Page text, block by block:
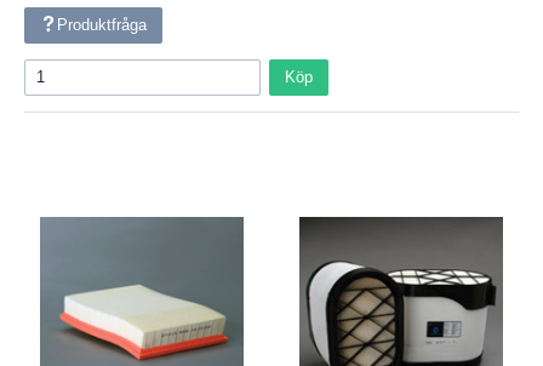
Produktfråga
Köp